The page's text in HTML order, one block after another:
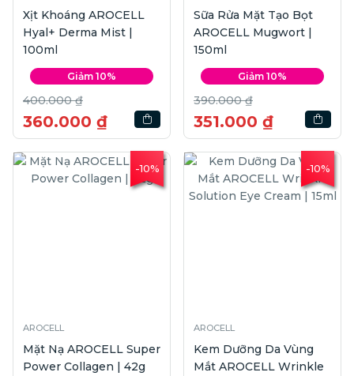
Xịt Khoáng AROCELL
Hyal+ Derma Mist |
100ml
Giảm 10%
400.000 ₫
360.000 ₫
Sữa Rửa Mặt Tạo Bọt
AROCELL Mugwort |
150ml
Giảm 10%
390.000 ₫
351.000 ₫
-10%
AROCELL
Mặt Nạ AROCELL Super
Power Collagen | 42g
-10%
AROCELL
Kem Dưỡng Da Vùng
Mắt AROCELL Wrinkle